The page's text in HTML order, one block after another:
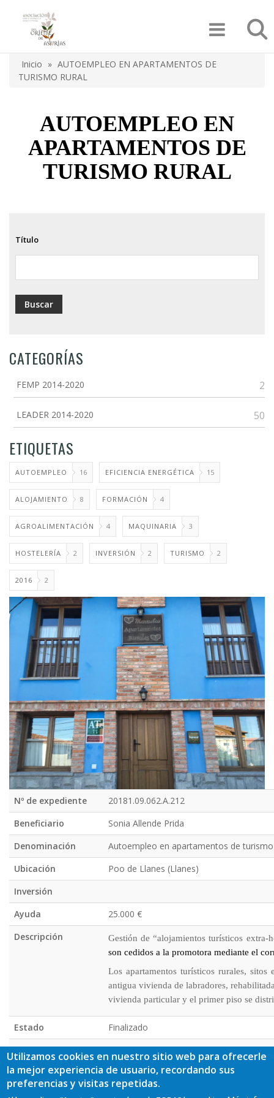
contenido
Sobrescribir
de
ayuda
Inicio
AUTOEMPLEO EN APARTAMENTOS DE
TURISMO RURAL
AUTOEMPLEO EN
APARTAMENTOS DE
TURISMO RURAL
Título
CATEGORÍAS
FEMP 2014-2020 2
LEADER 2014-2020 50
ETIQUETAS
AUTOEMPLEO 16 EFICIENCIA ENERGÉTICA 15
ALOJAMIENTO 8 FORMACIÓN 4
AGROALIMENTACIÓN 4 MAQUINARIA 3
HOSTELERÍA 2 INVERSIÓN 2 TURISMO 2
2016 2
Nº de expediente
20181.09.062.A.212
Beneficiario
Sonia Allende Prida
Denominación
Autoempleo en apartamentos de
Ubicación
Poo de Llanes (Llanes)
Inversión
Ayuda
25.000 €
Descripción
Gestión de “alojamientos turísticos extra-
son cedidos a la promotora mediante el
Los apartamentos turísticos rurales,
antigua vivienda de labradores,
vivienda particular y el primer piso se
Estado
Finalizado
Fotos
Utilizamos cookies en nuestro sitio web para ofrecerle
la mejor experiencia de usuario, recordando sus
preferencias y visitas repetidas.